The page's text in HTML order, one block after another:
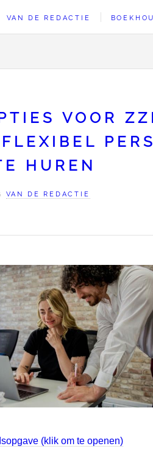
VAN DE REDACTIE
VOOR
HUREN
VAN DE REDACTIE
(klik om te openen)